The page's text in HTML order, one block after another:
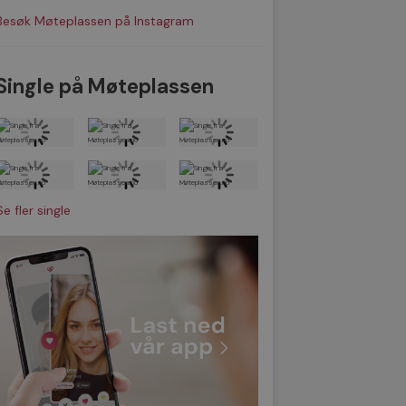
Møteplassen på Instagram
på Møteplassen
fler single